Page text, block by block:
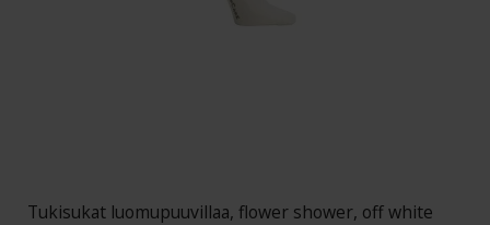
Tukisukat luomupuuvillaa, flower shower, off white